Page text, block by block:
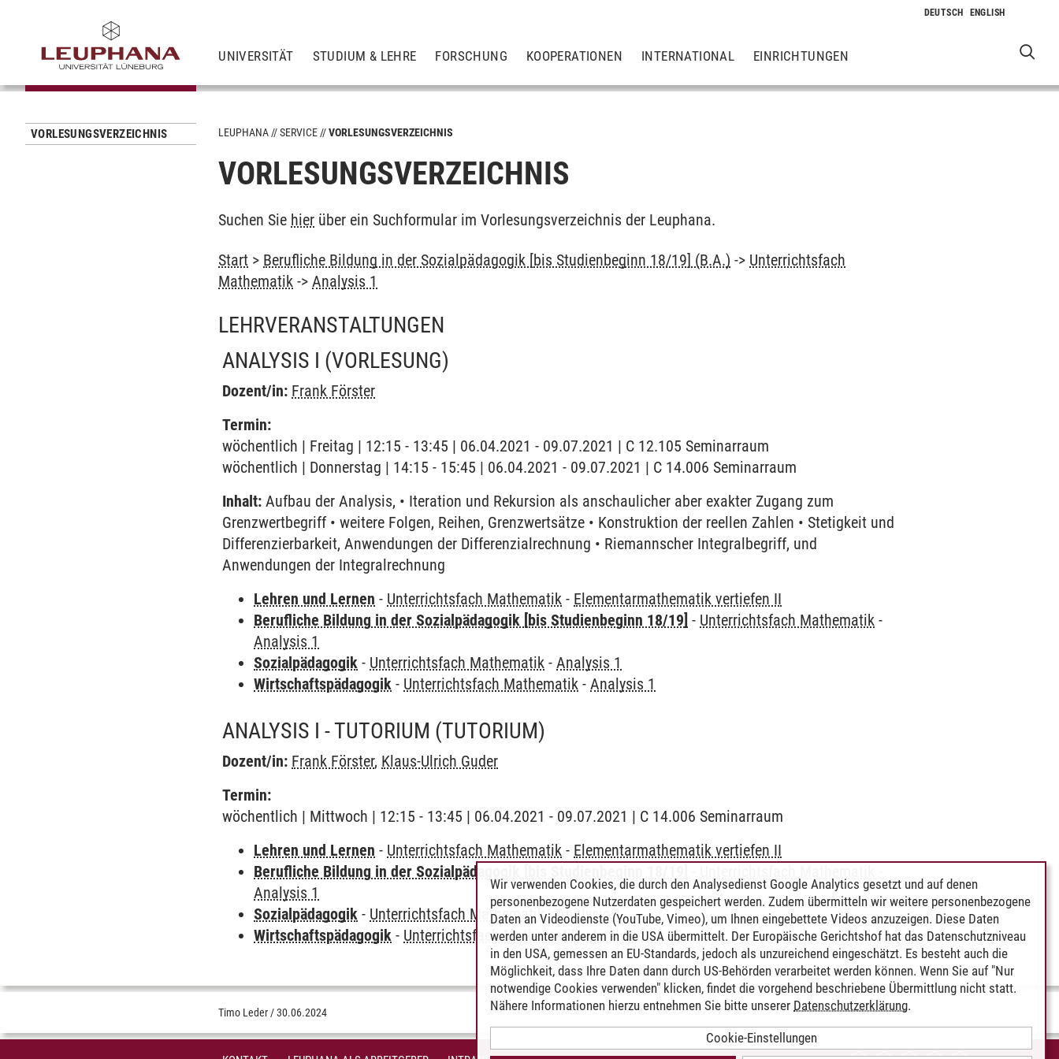
UNIVERSITÄT STUDIUM & LEHRE FORSCHUNG KOOPERATIONEN INTERNATIONAL EINRICHTUNGEN
VORLESUNGSVERZEICHNIS LEUPHANA SERVICE VORLESUNGSVERZEICHNIS
VORLESUNGSVERZEICHNIS
Suchen Sie hier über ein Suchformular im Vorlesungsverzeichnis der Leuphana.
Start > Berufliche Bildung in der Sozialpädagogik [bis Studienbeginn 18/19] (B.A.) -> Unterrichtsfach
Mathematik ->Analysis 1
LEHRVERANSTALTUNGEN
ANALYSIS I (VORLESUNG)
Dozent/in: Frank Förster
Termin:
wöchentlich | Freitag | 12:15 - 13:45 | 06.04.2021 - 09.07.2021 | C 12.105 Seminarraum
wöchentlich | Donnerstag | 14:15 - 15:45 | 06.04.2021 - 09.07.2021 | C 14.006 Seminarraum
Inhalt: Aufbau der Analysis, • Iteration und Rekursion als anschaulicher aber exakter Zugang zum
Grenzwertbegriff • weitere Folgen, Reihen, Grenzwertsätze • Konstruktion der reellen Zahlen • Stetigkeit und
Differenzierbarkeit, Anwendungen der Differenzialrechnung • Riemannscher Integralbegriff, und
Anwendungen der Integralrechnung
Lehren und Lernen - Unterrichtsfach Mathematik - Elementarmathematik vertiefen II
Berufliche Bildung in der Sozialpädagogik [bis Studienbeginn 18/19] - Unterrichtsfach Mathematik -
Analysis 1
Sozialpädagogik - Unterrichtsfach Mathematik -Analysis 1
Wirtschaftspädagogik - Unterrichtsfach Mathematik -Analysis 1
ANALYSIS I - TUTORIUM (TUTORIUM)
Dozent/in: Frank Förster, Klaus-Ulrich Guder
Termin:
wöchentlich | Mittwoch | 12:15 - 13:45 | 06.04.2021 - 09.07.2021 | C 14.006 Seminarraum
Lehren und Lernen - Unterrichtsfach Mathematik - Elementarmathematik vertiefen II
Berufliche Bildung in der Sozialpädagogik [bis Studienbeginn 18/19]
Analysis 1
Sozialpädagogik - Unterrichtsfach Mathematik-Analysis 1
Wirtschaftspädagogik - Unterrichtsfach Mathematik-Analysis 1
Timo Leder /30.06.2024
Wir verwenden Cookies, die durch den Analysedienst Google Analytics gesetzt und auf denen
personenbezogene Nutzerdaten gespeichert werden. Zudem übermitteln wir weitere personenbezogene
Daten an Videodienste (YouTube, Vimeo), um Ihnen eingebettete Videos anzuzeigen. Diese Daten
werden unter anderem in die USA übermittelt. Der Europäische Gerichtshof hat das Datenschutzniveau
in den USA, gemessen an EU-Standards, jedoch als unzureichend eingeschätzt. Es besteht auch die
Möglichkeit, dass Ihre Daten dann durch US-Behörden verarbeitet werden können. Wenn Sie auf "Nur
notwendige Cookies verwenden" klicken, findet die vorgehend beschriebene Übermittlung nicht statt.
Nähere Informationen hierzu entnehmen Sie bitte unserer Datenschutzerklärung.
Cookie-Einstellungen